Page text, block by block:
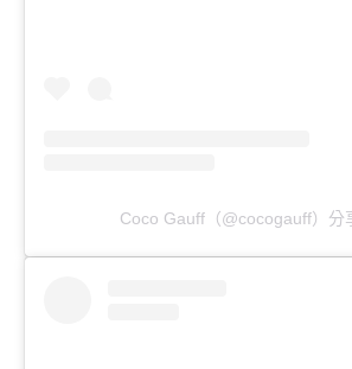
Coco Gauff（@cocogauff）分